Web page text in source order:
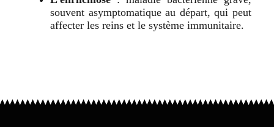
souvent asymptomatique au départ, qui peut
affecter les reins et le système immunitaire.